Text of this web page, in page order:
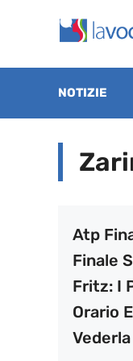
contenuto
NOTIZIE
Atp
Finale
Fritz: I
Orario